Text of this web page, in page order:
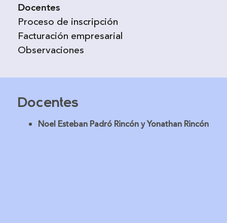
Docentes
Proceso de inscripción
Facturación empresarial
Observaciones
Docentes
Noel Esteban Padró Rincón y Yonathan Rincón